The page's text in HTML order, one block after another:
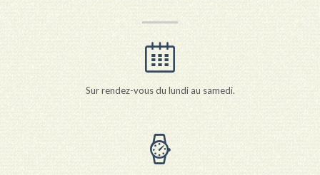
Sur rendez-vous du lundi au samedi.